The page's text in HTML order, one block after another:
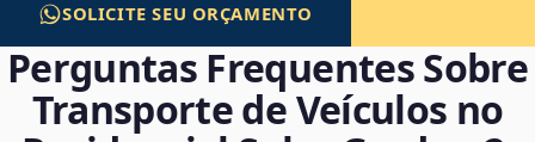
SOLICITE SEU ORÇAMENTO
Perguntas Frequentes Sobre
Transporte de Veículos no